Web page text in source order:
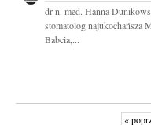
dr n. med. Hanna
stomatolog najukochańsza
Babcia,...
«